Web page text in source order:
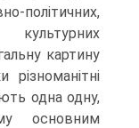
політичних,
культурних
картину
різноманітні
одна одну,
основним